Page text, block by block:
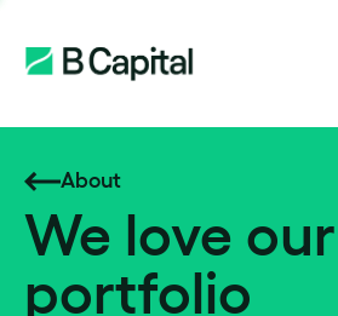
About
We love our
portfolio